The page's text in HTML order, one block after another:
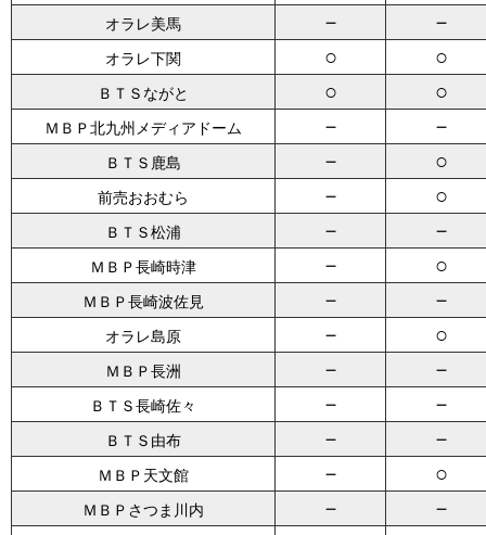
オラレ美馬 － －
オラレ下関 ○ ○
ＢＴＳながと ○ ○
ＭＢＰ北九州メディアドーム － －
ＢＴＳ鹿島 － ○
前売おおむら － ○
ＢＴＳ松浦 － －
ＭＢＰ長崎時津 － ○
ＭＢＰ長崎波佐見 － －
オラレ島原 － ○
ＭＢＰ長洲 － －
ＢＴＳ長崎佐々 － －
ＢＴＳ由布 － －
ＭＢＰ天文館 － ○
ＭＢＰさつま川内 －
－